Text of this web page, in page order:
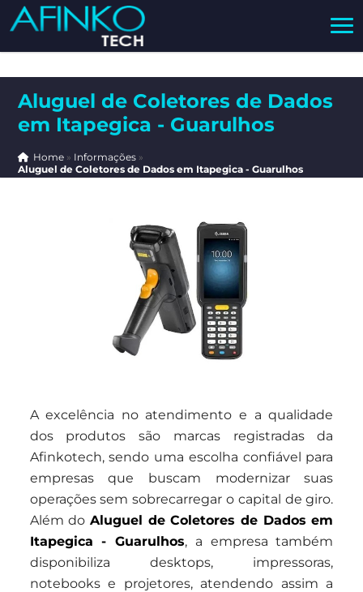
Aluguel de Coletores de Dados
em Itapegica - Guarulhos
Home» Informações »
Aluguel de Coletores de Dados em Itapegica - Guarulhos
A excelência no atendimento e a qualidade
dos produtos são marcas registradas da
Afinkotech, sendo uma escolha confiável para
empresas que buscam modernizar suas
operações sem sobrecarregar o capital de giro.
Além doAluguel de Coletores de Dados em
Itapegica - Guarulhos, a empresa também
disponibiliza desktops, impressoras,
notebooks e projetores, atendendo assim a